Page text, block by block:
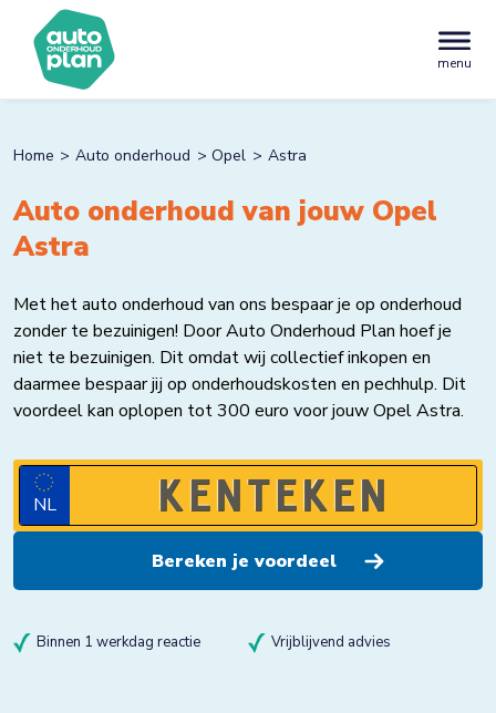
menu
Home Auto onderhoud Opel Astra
Auto onderhoud van jouw Opel
Astra
Met het auto onderhoud van ons bespaar je op onderhoud
zonder te bezuinigen! Door Auto Onderhoud Plan hoef je
niet te bezuinigen. Dit omdat wij collectief inkopen en
daarmee bespaar jij op onderhoudskosten en pechhulp. Dit
voordeel kan oplopen tot 300 euro voor jouw Opel Astra.
NL
Binnen 1 werkdag reactie Vrijblijvend advies